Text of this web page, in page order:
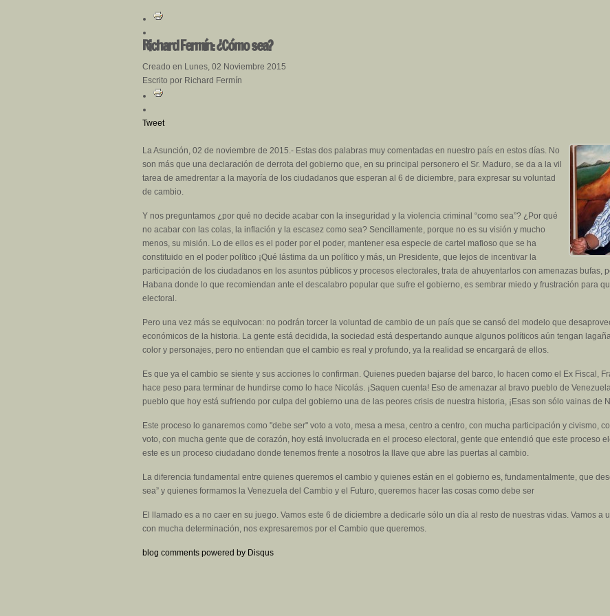
Richard Fermín: ¿Cómo sea?
Creado en Lunes, 02 Noviembre 2015
Escrito por Richard Fermín
Tweet
La Asunción, 02 de noviembre de 2015.- Estas dos palabras muy comentadas en nuestro país en estos días. No
son más que una declaración de derrota del gobierno que, en su principal personero el Sr. Maduro, se da a la vil
tarea de amedrentar a la mayoría de los ciudadanos que esperan al 6 de diciembre, para expresar su voluntad
de cambio.
Y nos preguntamos ¿por qué no decide acabar con la inseguridad y la violencia criminal “como sea”? ¿Por qué
no acabar con las colas, la inflación y la escasez como sea? Sencillamente, porque no es su visión y mucho
menos, su misión. Lo de ellos es el poder por el poder, mantener esa especie de cartel mafioso que se ha
constituido en el poder político ¡Qué lástima da un político y más, un Presidente, que lejos de incentivar la
participación de los ciudadanos en los asuntos públicos y procesos electorales, trata de ahuyentarlos con amenazas bufas,
Habana donde lo que recomiendan ante el descalabro popular que sufre el gobierno, es sembrar miedo y frustración para
electoral.
Pero una vez más se equivocan: no podrán torcer la voluntad de cambio de un país que se cansó del modelo que
económicos de la historia. La gente está decidida, la sociedad está despertando aunque algunos políticos aún tengan
color y personajes, pero no entiendan que el cambio es real y profundo, ya la realidad se encargará de ellos.
Es que ya el cambio se siente y sus acciones lo confirman. Quienes pueden bajarse del barco, lo hacen como el Ex Fiscal,
hace peso para terminar de hundirse como lo hace Nicolás. ¡Saquen cuenta! Eso de amenazar al bravo pueblo de
pueblo que hoy está sufriendo por culpa del gobierno una de las peores crisis de nuestra historia, ¡Esas son sólo vainas de
Este proceso lo ganaremos como "debe ser" voto a voto, mesa a mesa, centro a centro, con mucha participación y civismo,
voto, con mucha gente que de corazón, hoy está involucrada en el proceso electoral, gente que entendió que este proceso
este es un proceso ciudadano donde tenemos frente a nosotros la llave que abre las puertas al cambio.
La diferencia fundamental entre quienes queremos el cambio y quienes están en el gobierno es, fundamentalmente, que
sea” y quienes formamos la Venezuela del Cambio y el Futuro, queremos hacer las cosas como debe ser
El llamado es a no caer en su juego. Vamos este 6 de diciembre a dedicarle sólo un día al resto de nuestras vidas. Vamos a
con mucha determinación, nos expresaremos por el Cambio que queremos.
blog comments powered by Disqus